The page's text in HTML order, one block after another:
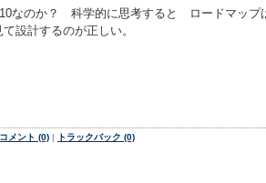
なのか？ 科学的に思考すると ロードマップ
設計するのが正しい。
コメント (0) | トラックバック (0)